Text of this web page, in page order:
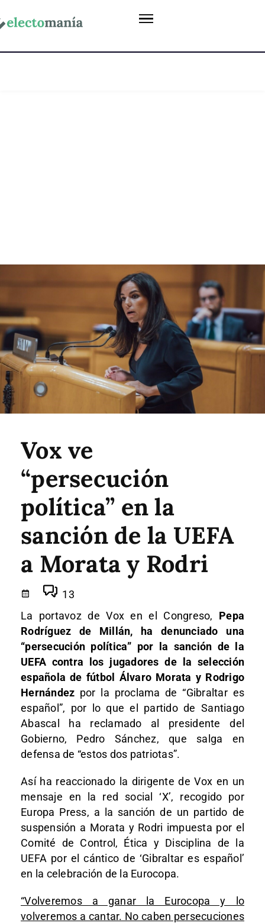
Vox ve
“persecución
política” en la
sanción de la UEFA
a Morata y Rodri
13
La portavoz de Vox en el Congreso, Pepa
Rodríguez de Millán, ha denunciado una
“persecución política” por la sanción de la
UEFA contra los jugadores de la selección
española de fútbol Álvaro Morata y Rodrigo
Hernández por la proclama de “Gibraltar es
español”, por lo que el partido de Santiago
Abascal ha reclamado al presidente del
Gobierno, Pedro Sánchez, que salga en
defensa de “estos dos patriotas”.
Así ha reaccionado la dirigente de Vox en un
mensaje en la red social ‘X’, recogido por
Europa Press, a la sanción de un partido de
suspensión a Morata y Rodri impuesta por el
Comité de Control, Ética y Disciplina de la
UEFA por el cántico de ‘Gibraltar es español’
en la celebración de la Eurocopa.
“Volveremos a ganar la Eurocopa y lo
volveremos a cantar. No caben persecuciones